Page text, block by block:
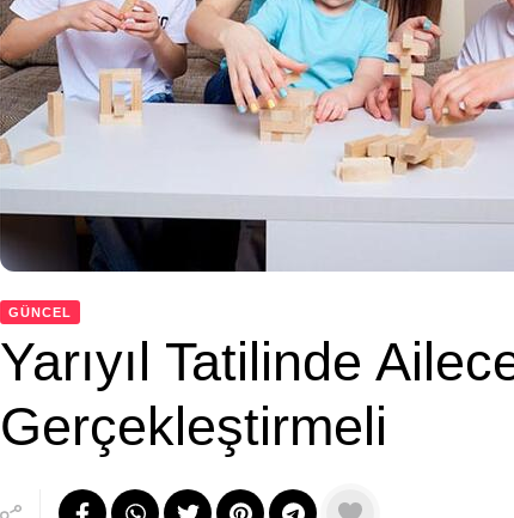
GÜNCEL
Yarıyıl Tatilinde
Gerçekleştirmeli